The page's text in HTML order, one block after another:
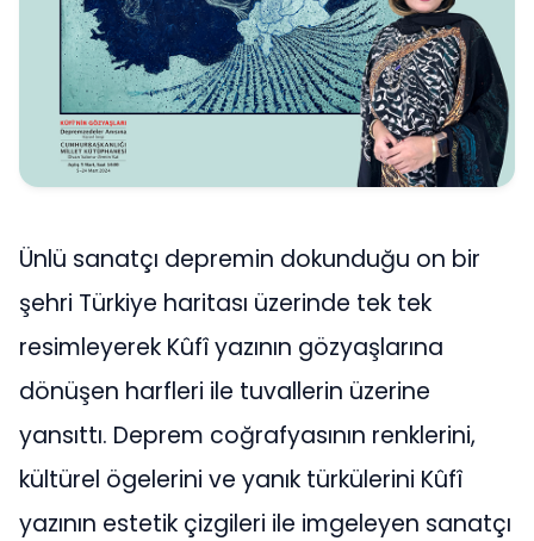
Ünlü sanatçı depremin dokunduğu on bir
şehri Türkiye haritası üzerinde tek tek
resimleyerek Kûfî yazının gözyaşlarına
dönüşen harfleri ile tuvallerin üzerine
yansıttı. Deprem coğrafyasının renklerini,
kültürel ögelerini ve yanık türkülerini Kûfî
yazının estetik çizgileri ile imgeleyen sanatçı